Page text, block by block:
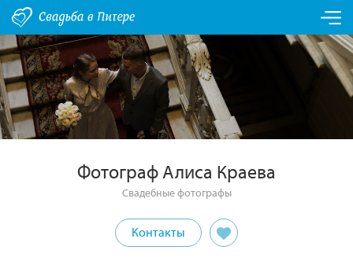
Фотограф Алиса Краева
Свадебные фотографы
Контакты